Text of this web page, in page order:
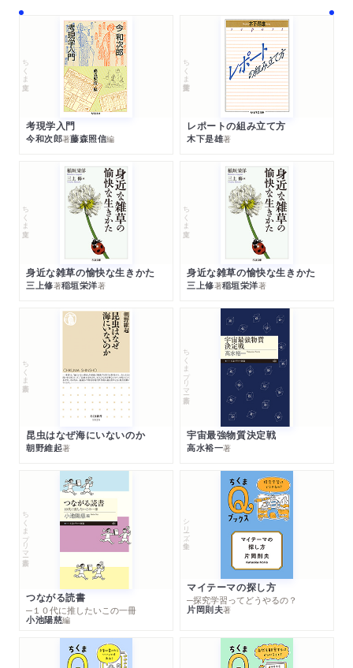
ちくま文庫
考現学入門
今和次郎著藤森照信編
ちくま学芸文庫
レポートの組み立て方
木下是雄著
ちくま文庫
身近な雑草の愉快な生きかた
三上修著稲垣栄洋著
ちくま文庫
身近な雑草の愉快な生きかた
三上修著稲垣栄洋著
ちくま新書
昆虫はなぜ海にいないのか
朝野維起著
ちくまプリマー新書
宇宙最強物質決定戦
高水裕一著
ちくまプリマー新書
つながる読書
─１０代に推したいこの一冊
小池陽慈編
シリーズ・全集
マイテーマの探し方
─探究学習ってどうやるの？
片岡則夫著